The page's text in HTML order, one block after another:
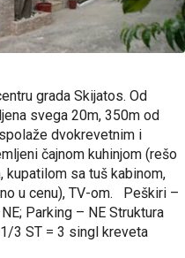
grada Skijatos. Od
svega 20m, 350m od
dvokrevetnim i
čajnom kuhinjom (rešo
sa tuš kabinom,
u cenu), TV-om. Peškiri –
Parking – NE Struktura
3 ST = 3 singl kreveta